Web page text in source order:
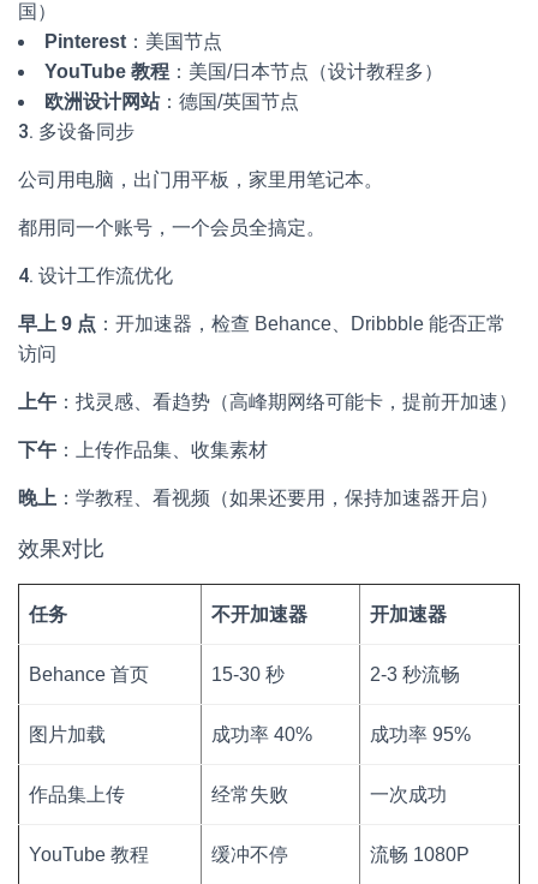
国）
Pinterest ：美国节点
YouTube 教程 ：美国/日本节点（设计教程多）
欧洲设计网站：德国/英国节点
3. 多设备同步
公司用电脑，出门用平板，家里用笔记本。
都用同一个账号，一个会员全搞定。
4. 设计工作流优化
早上 9 点 ：开加速器，检查 Behance、Dribbble 能否正常
访问
上午 ：找灵感、看趋势（高峰期网络可能卡，提前开加速）
下午 ：上传作品集、收集素材
晚上 ：学教程、看视频（如果还要用，保持加速器开启）
效果对比
任务 不开加速器 开加速器
Behance 首页 15-30 秒 2-3 秒流畅
图片加载 成功率 40% 成功率 95%
作品集上传 经常失败 一次成功
YouTube 教程 缓冲不停 流畅 1080P